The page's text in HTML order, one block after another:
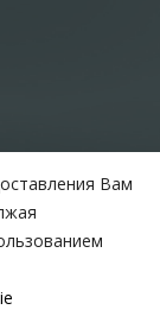
Вам